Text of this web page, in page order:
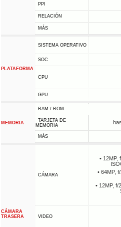
PPI
RELACIÓN
MÁS
PLATAFORMA
SISTEMA OPERATIVO
SOC
CPU
GPU
MEMORIA
RAM / ROM
TARJETA DE
MEMORIA
MÁS
CÁMARA
TRASERA
CÁMARA
• 12MP,
• 64MP,
• 12MP,
VIDEO